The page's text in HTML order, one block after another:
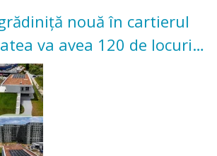
nouă în cartierul
va avea 120 de locuri